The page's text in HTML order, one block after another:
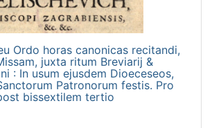
Ordo horas canonicas recitandi,
juxta ritum Breviarij &
: In usum ejusdem Dioeceseos,
Patronorum festis. Pro
bissextilem tertio